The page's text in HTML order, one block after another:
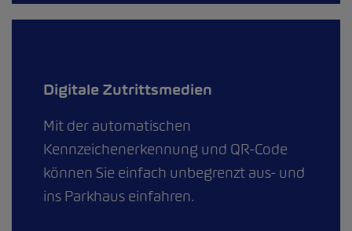
Digitale Zutrittsmedien
Mit der automatischen
Kennzeichenerkennung und QR-Code
können Sie einfach unbegrenzt aus- und
ins Parkhaus einfahren.